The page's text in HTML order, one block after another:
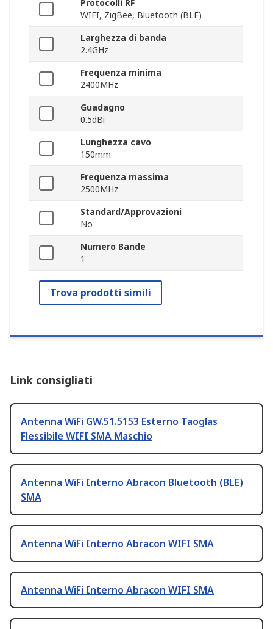
Protocolli RF
WIFI, ZigBee, Bluetooth (BLE)
Larghezza di banda
2.4GHz
Frequenza minima
2400MHz
Guadagno
0.5dBi
Lunghezza cavo
150mm
Frequenza massima
2500MHz
Standard/Approvazioni
No
Numero Bande
1
Trova prodotti simili
Link consigliati
Antenna WiFi GW.51.5153 Esterno Taoglas
Flessibile WIFI SMA Maschio
Antenna WiFi Interno Abracon Bluetooth (BLE)
SMA
Antenna WiFi Interno Abracon WIFI SMA
Antenna WiFi Interno Abracon WIFI SMA